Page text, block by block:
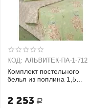
КОД: АЛЬВИТЕК-ПA-1-712
Комплект постельного
белья из поплина 1,5
2 253 Р